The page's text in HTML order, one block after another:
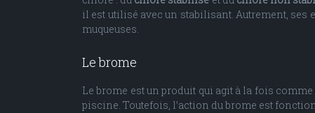
il est utilisé avec un stabilisant. Autrement, ses
muqueuses.
Le brome
Le brome est un produit qui agit à la fois
piscine. Toutefois, l’action du brome est